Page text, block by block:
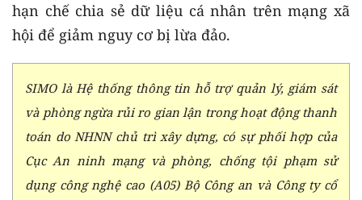
hạn chế chia sẻ dữ liệu cá nhân trên mạng xã
hội để giảm nguy cơ bị lừa đảo.
SIMO là Hệ thống thông tin hỗ trợ quản lý, giám sát
và phòng ngừa rủi ro gian lận trong hoạt động thanh
toán do NHNN chủ trì xây dựng, có sự phối hợp của
Cục An ninh mạng và phòng, chống tội phạm sử
dụng công nghệ cao (A05) Bộ Công an và Công ty cổ